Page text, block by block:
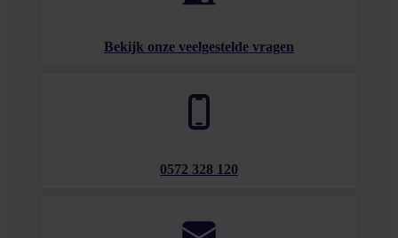
Bekijk onze veelgestelde vragen
0572 328 120